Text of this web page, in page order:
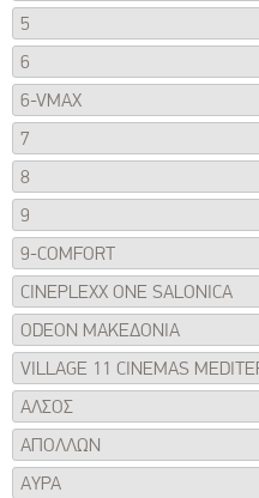
5
6
6-VMAX
7
8
9
9-COMFORT
CINEPLEXX ONE SALONICA
ODEON ΜΑΚΕΔΟΝΙΑ
VILLAGE 11 CINEMAS
ΑΛΣΟΣ
ΑΠΟΛΛΩΝ
ΑΥΡΑ